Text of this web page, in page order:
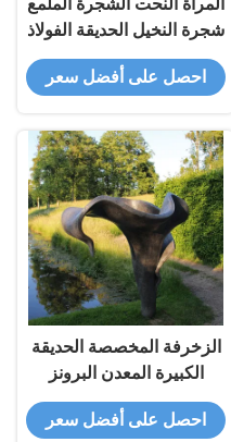
شجرة النخيل الحديقة الفولاذ
المقاوم للصدأ ميزة
احصل على أفضل سعر
الزخرفة المخصصة الحديقة
الكبيرة المعدن البرونز
المنحوتات المناظر الطبيعية
الزهرة
احصل على أفضل سعر